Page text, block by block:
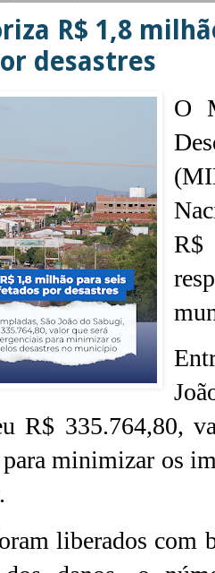
R$ 1,8
desastres
O
R$ 335.764,80,
minimizar os
liberados com